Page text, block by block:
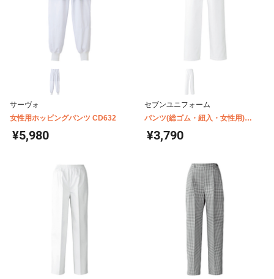
サーヴォ
女性用ホッピングパンツ CD632
¥5,980
セブンユニフォーム
パンツ(総ゴム・紐入・女性用)
WL0494
¥3,790